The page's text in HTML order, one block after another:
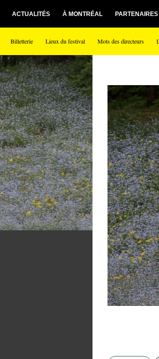
Billetterie Lieux du festival Mots des directeurs
ACTUALITÉS À MONTRÉAL PARTENAIRES